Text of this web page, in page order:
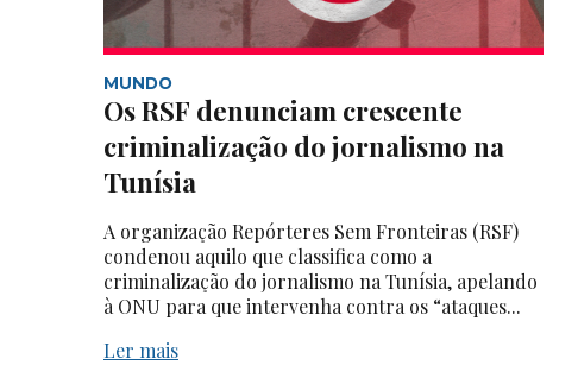
MUNDO
Os RSF denunciam crescente
criminalização do jornalismo na
Tunísia
A organização Repórteres Sem Fronteiras (RSF)
condenou aquilo que classifica como a
criminalização do jornalismo na Tunísia, apelando
à ONU para que intervenha contra os “ataques...
Ler mais